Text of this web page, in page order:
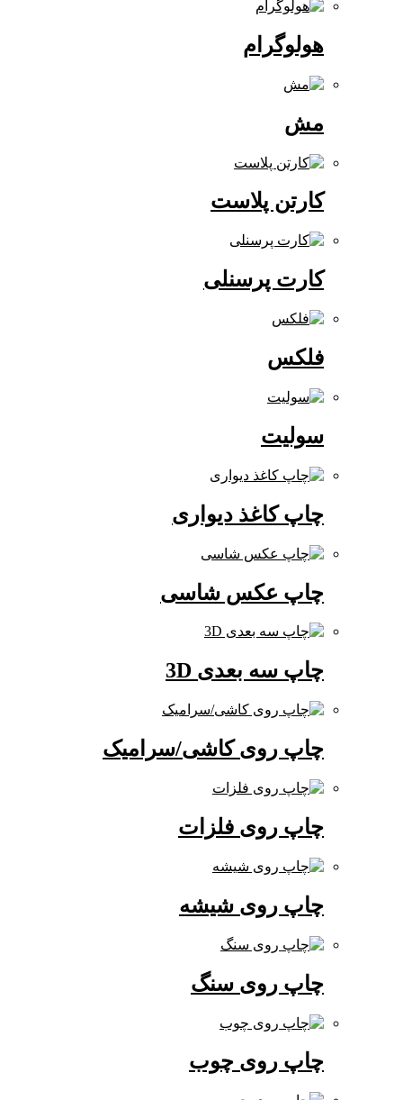
هولوگرام
کارتن پلاست
کارت پرسنلی
چاپ کاغذ دیواری
چاپ عکس شاسی
چاپ سه بعدی 3D
چاپ روی کاشی/سرامیک
چاپ روی فلزات
چاپ روی شیشه
چاپ روی سنگ
چاپ روی چوب